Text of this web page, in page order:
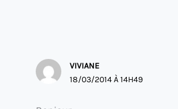
VIVIANE
18/03/2014 À 14H49